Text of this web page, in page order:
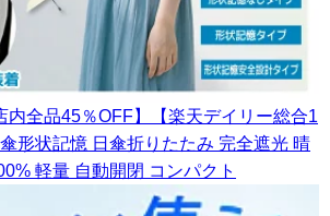
内全品45％OFF】【楽天デイリー総合1
形状記憶 日傘折りたたみ 完全遮光 晴
軽量 自動開閉 コンパクト